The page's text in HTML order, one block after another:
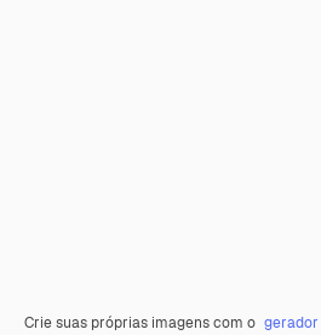
Crie suas próprias imagens com o